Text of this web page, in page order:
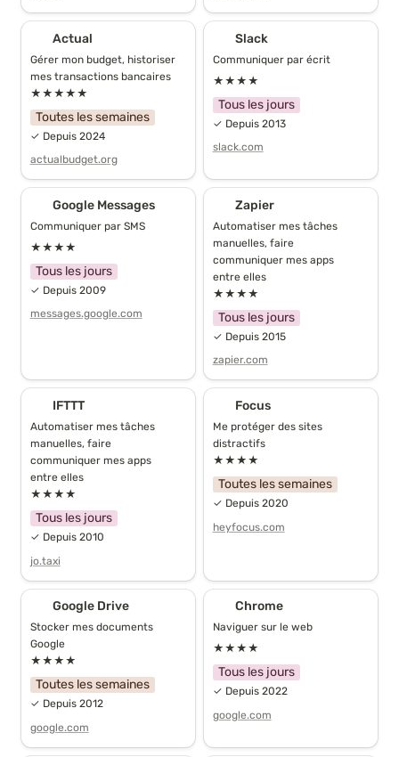
Actual
Actual
Gérer mon budget, historiser
mes transactions bancaires
★★★★★
Toutes les semaines
✓ Depuis 2024
actualbudget.org
Slack
Slack
Communiquer par écrit
★★★★
Tous les jours
✓ Depuis 2013
slack.com
Google Messages
Google Messages
Communiquer par SMS
★★★★
Tous les jours
✓ Depuis 2009
messages.google.com
Zapier
Zapier
Automatiser mes tâches
manuelles, faire
communiquer mes apps
entre elles
★★★★
Tous les jours
✓ Depuis 2015
zapier.com
IFTTT
IFTTT
Automatiser mes tâches
manuelles, faire
communiquer mes apps
entre elles
★★★★
Tous les jours
✓ Depuis 2010
jo.taxi
Focus
Focus
Me protéger des sites
distractifs
★★★★
Toutes les semaines
✓ Depuis 2020
heyfocus.com
Google Drive
Google Drive
Stocker mes documents
Google
★★★★
Toutes les semaines
✓ Depuis 2012
google.com
Chrome
Chrome
Naviguer sur le web
★★★★
Tous les jours
✓ Depuis 2022
google.com